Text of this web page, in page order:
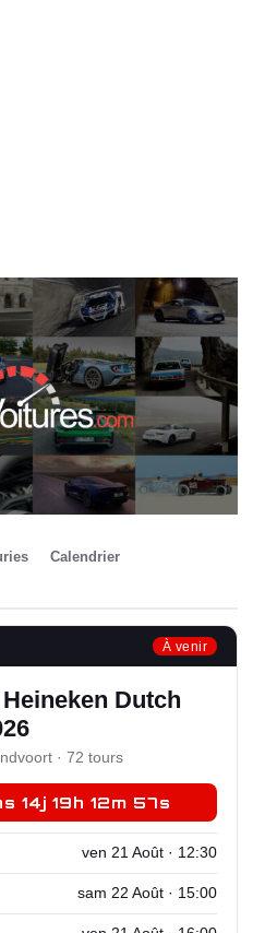
Calendrier
À venir
Dutch
· 72 tours
14j 19h 12m 57s
ven 21 Août · 12:30
sam 22 Août · 15:00